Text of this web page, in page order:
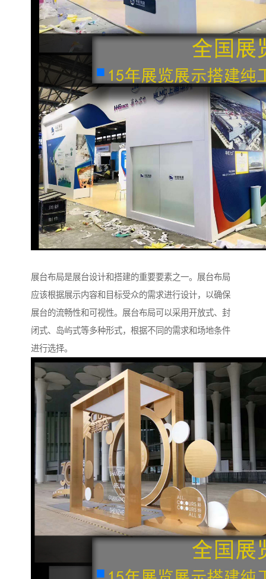
展台布局是展台设计和搭建的重要要素之一。展台布局
应该根据展示内容和目标受众的需求进行设计，以确保
展台的流畅性和可视性。展台布局可以采用开放式、封
闭式、岛屿式等多种形式，根据不同的需求和场地条件
进行选择。